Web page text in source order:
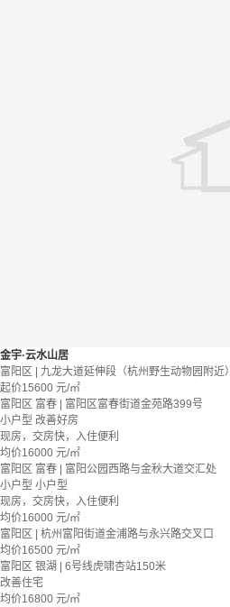
金宇·云水山居
富阳区 | 九龙大道延伸段（杭州野生动物园附近）
起价15600 元/㎡
富阳区 富春 | 富阳区富春街道金苑路399号
小户型 改善好房
现房，交房快，入住便利
均价16000 元/㎡
富阳区 富春 | 富阳公园西路与金秋大道交汇处
小户型 小户型
现房，交房快，入住便利
均价16000 元/㎡
富阳区 | 杭州富阳街道金浦路与永兴路交叉口
均价16500 元/㎡
富阳区 银湖 | 6号线虎啸杏站150米
改善住宅
均价16800 元/㎡